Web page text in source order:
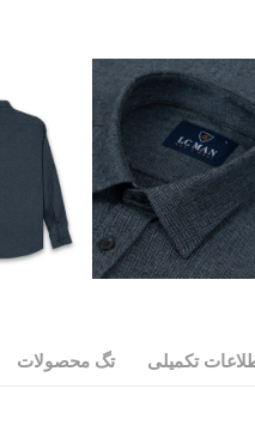
تکمیلی تگ محصولات